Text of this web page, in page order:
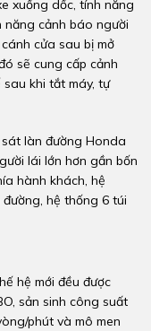
xuống dốc, tính năng
cảnh báo người
cửa sau bị mở
sẽ cung cấp cảnh
khi tắt máy, tự
làn đường Honda
lái lớn hơn gần bốn
hành khách, hệ
hệ thống 6 túi
hệ mới đều được
sản sinh công suất
phút và mô men